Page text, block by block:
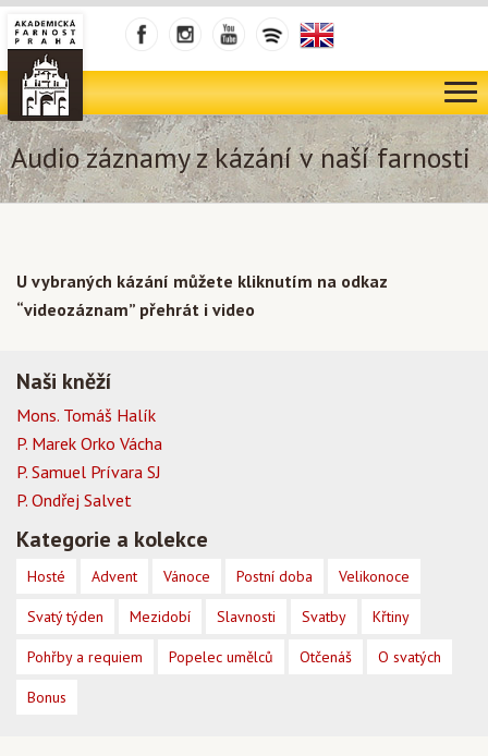
Audio záznamy z kázání v naší farnosti
U vybraných kázání můžete kliknutím na odkaz
“videozáznam” přehrát i video
Naši kněží
Mons. Tomáš Halík
P. Marek Orko Vácha
P. Samuel Prívara SJ
P. Ondřej Salvet
Kategorie a kolekce
Hosté Advent Vánoce Postní doba Velikonoce
Svatý týden Mezidobí Slavnosti Svatby Křtiny
Pohřby a requiem Popelec umělců Otčenáš O svatých
Bonus